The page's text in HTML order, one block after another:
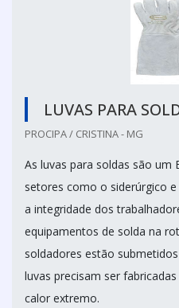
LUVAS PARA
PROCIPA / CRISTINA - MG
As luvas para soldas são um
setores como o siderúrgico
a integridade dos
equipamentos de solda na
soldadores estão
luvas precisam ser
calor extremo.